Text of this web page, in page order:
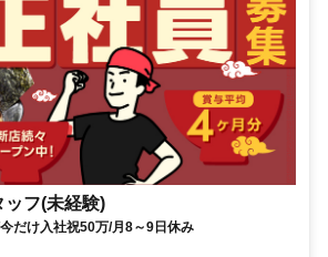
フ(未経験)
だけ入社祝50万/月8～9日休み